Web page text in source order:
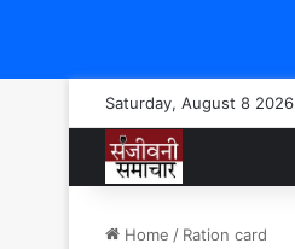
Saturday, August 8 2026
Home / Ration card